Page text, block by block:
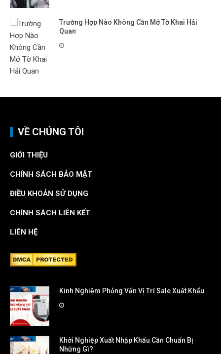
Trường Hợp Nào Không Cần Mở Tờ Khai Hải
Quan
VỀ CHÚNG TÔI
GIỚI THIỆU
CHÍNH SÁCH BẢO MẬT
ĐIỀU KHOẢN SỬ DỤNG
CHÍNH SÁCH LIÊN KẾT
LIÊN HỆ
Kinh Nghiệm Phỏng Vấn Vị Trí Sale Xuất Khẩu
Khởi Nghiệp Xuất Nhập Khẩu Cần Chuẩn Bị
Những Gì?